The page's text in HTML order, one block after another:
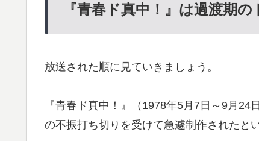
『青春ド真中！』は過渡期の
放送された順に見ていきましょう。
『青春ド真中！』（1978年5月7日～9月24
の不振打ち切りを受けて急遽制作されたと